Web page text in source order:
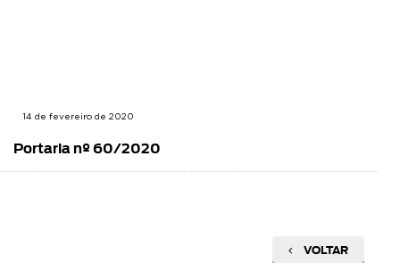
14 de fevereiro de 2020
Portaria nº 60/2020
VOLTAR